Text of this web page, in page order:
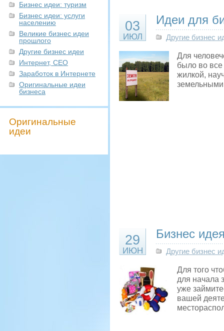
Бизнес идеи: туризм
Бизнес идеи: услуги
населению
Великие бизнес идеи
прошлого
Другие бизнес идеи
Интернет, СЕО
Заработок в Интернете
Оригинальные идеи
бизнеса
Оригинальные
идеи
03
ИЮЛ
Идеи для
Другие бизнес
Для
было во
жилкой,
29
ИЮН
Бизнес
Другие бизнес
Для того
для начала
уже
вашей